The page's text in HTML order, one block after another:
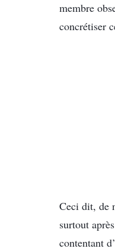
membre
concrétiser
Ceci dit, de
surtout
contentant